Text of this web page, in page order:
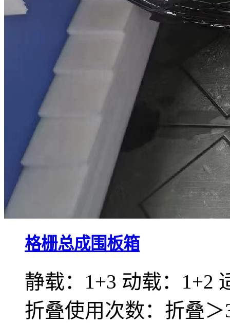
格栅总成围板箱
静载：1+3 动载：
折叠使用次数：折叠＞